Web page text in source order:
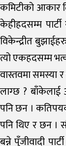
कमिटीको आकार
केहीहदसम्म
विकेन्द्रीत
त्यो एकहदसम्म
वास्तवमा
लाग्छ ? बाँकेलाई
पनि छन ।
पनि थिए र छन ।
बन्ने पुँजीवादी